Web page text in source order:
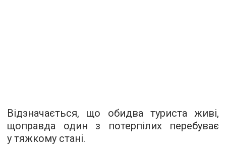
Відзначається, що обидва туриста живі,
щоправда один з потерпілих перебуває
у тяжкому стані.